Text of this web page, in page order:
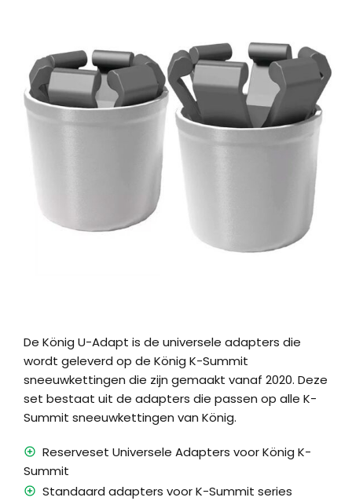
De König U-Adapt is de universele adapters die
wordt geleverd op de König K-Summit
sneeuwkettingen die zijn gemaakt vanaf 2020. Deze
set bestaat uit de adapters die passen op alle K-
Summit sneeuwkettingen van König.
Reserveset Universele Adapters voor König K-
Summit
Standaard adapters voor K-Summit series